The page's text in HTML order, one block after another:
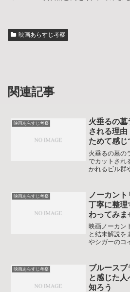
映画あらすじ考察
関連記事
映画あらすじ考察
火垂るの墓
される理
ためて感じ
火垂るの墓の
でカットされ
かれるビル群
す。視聴時
読み取り方も
メッセージを
映画あらすじ考察
ノーカン
丁寧に整理
わってみま
映画ノーカン
と結末解説を
やシガーのコ
す。原作との
におさらいす
味わいたい人
映画あらすじ考察
ブルース
と感じた
知ろう